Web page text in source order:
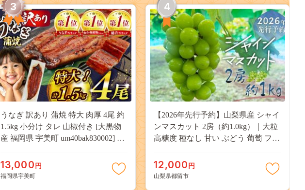
3
うなぎ 訳あり 蒲焼 特大 肉厚 4尾 約
1.5kg 小分け タレ 山椒付き [大黒物
産 福岡県 宇美町 um40bak830002] 不
うなぎ蒲焼 鰻蒲焼き 蒲焼き かば焼
き 真空パック 個包装 冷凍 13000
13,000 円
福岡県宇美町
4
【2026年先行予約】山梨県産 シャイ
ンマスカット 2房（約1.0kg）｜大粒
高糖度 種なし 甘い ぶどう 葡萄 フル
JX003
12,000 円
山梨県都留市